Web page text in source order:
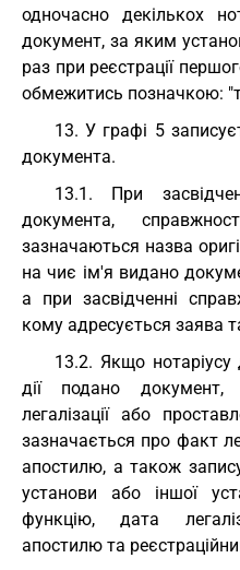
одночасно декількох
документ, за яким
раз при реєстрації
обмежитись позначкою:
13. У графі 5
документа.
13.1. При
документа,
зазначаються назва
на чиє ім'я видано
а при засвідченні
кому адресується заява
13.2. Якщо нотаріусу
дії подано
легалізації або
зазначається про факт
апостилю, а також
установи або іншої
функцію, дата
апостилю та